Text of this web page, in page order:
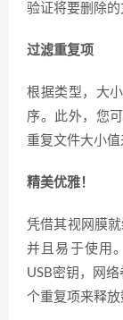
验证将要删除的
过滤重复项
根据类型，大
序。此外，您
重复文件大小值
精美优雅！
凭借其视网膜
并且易于使用
USB密钥，网
个重复项来释放